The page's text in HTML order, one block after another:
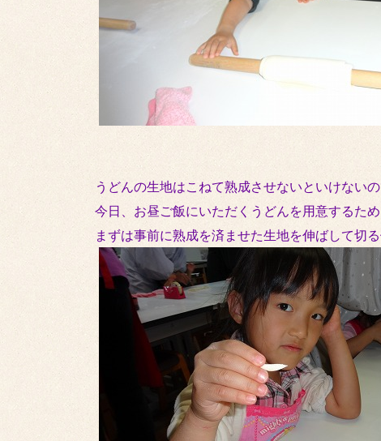
うどんの生地はこねて熟成させないといけない
今日、お昼ご飯にいただくうどんを用意するため
まずは事前に熟成を済ませた生地を伸ばして切る